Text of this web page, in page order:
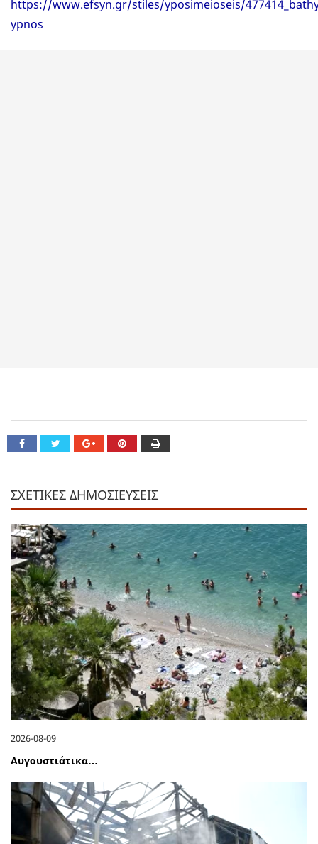
https://www.efsyn.gr/stiles/yposimeioseis/
ypnos
ΣΧΕΤΙΚΕΣ ΔΗΜΟΣΙΕΥΣΕΙΣ
2026-08-09
Αυγουστιάτικα…